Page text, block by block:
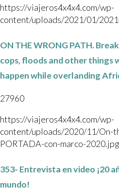
https://viajeros4x4x4.com/wp-
content/uploads/2021/01/
ON THE WRONG PATH.
cops, floods and other things
happen while overlanding
27960
https://viajeros4x4x4.com/wp-
content/uploads/2020/11/On-
PORTADA-con-marco-2020.jpg
353- Entrevista en video ¡20
mundo!